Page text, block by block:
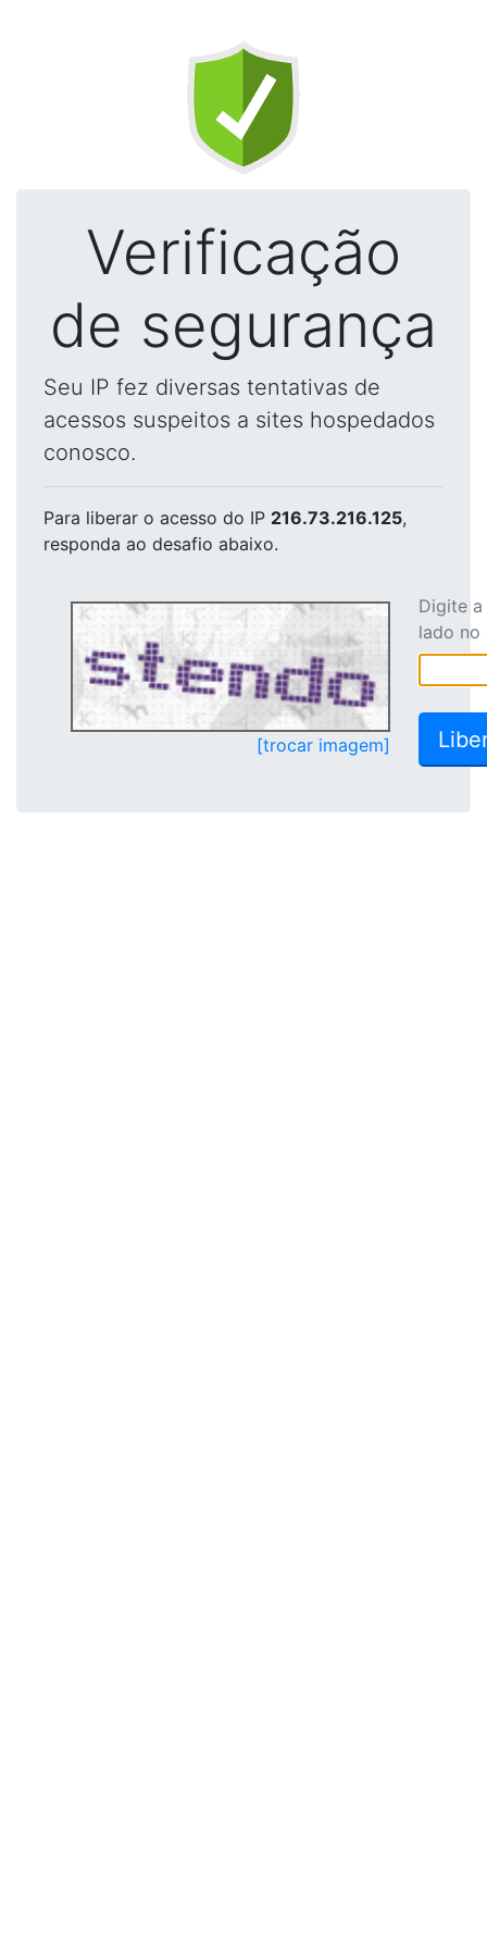
Verificação
de segurança
Seu IP fez diversas tentativas de
acessos suspeitos a sites hospedados
conosco.
Para liberar o acesso do IP 216.73.216.125,
responda ao desafio abaixo.
[trocar imagem]
Digite
lado no